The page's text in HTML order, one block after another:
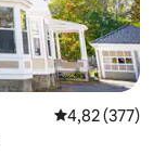
Nilai rata-rata
4,82 (377)